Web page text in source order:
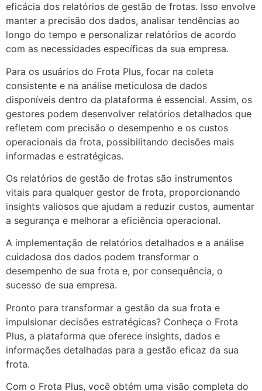
eficácia dos relatórios de gestão de frotas. Isso envolve
manter a precisão dos dados, analisar tendências ao
longo do tempo e personalizar relatórios de acordo
com as necessidades específicas da sua empresa.
Para os usuários do Frota Plus, focar na coleta
consistente e na análise meticulosa de dados
disponíveis dentro da plataforma é essencial. Assim, os
gestores podem desenvolver relatórios detalhados que
refletem com precisão o desempenho e os custos
operacionais da frota, possibilitando decisões mais
informadas e estratégicas.
Os relatórios de gestão de frotas são instrumentos
vitais para qualquer gestor de frota, proporcionando
insights valiosos que ajudam a reduzir custos, aumentar
a segurança e melhorar a eficiência operacional.
A implementação de relatórios detalhados e a análise
cuidadosa dos dados podem transformar o
desempenho de sua frota e, por consequência, o
sucesso de sua empresa.
Pronto para transformar a gestão da sua frota e
impulsionar decisões estratégicas? Conheça o Frota
Plus, a plataforma que oferece insights, dados e
informações detalhadas para a gestão eficaz da sua
frota.
Com o Frota Plus, você obtém uma visão completa do